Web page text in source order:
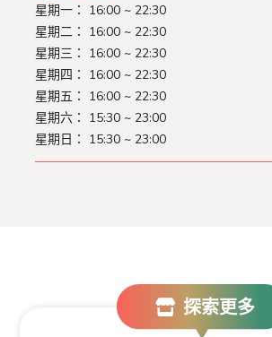
星期一： 16:00 ~ 22:30
星期二： 16:00 ~ 22:30
星期三： 16:00 ~ 22:30
星期四： 16:00 ~ 22:30
星期五： 16:00 ~ 22:30
星期六： 15:30 ~ 23:00
星期日： 15:30 ~ 23:00
探索更多